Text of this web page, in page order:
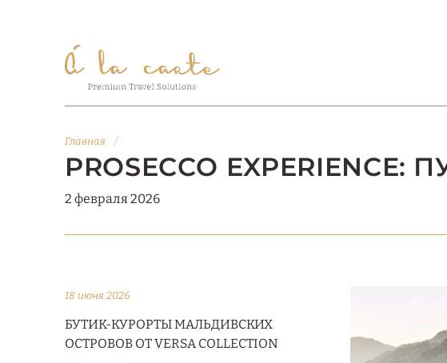
Главная /
PROSECCO
2 февраля 2026
18 июня 2026
БУТИК-КУРОРТЫ МАЛЬДИВСКИХ
ОСТРОВОВ ОТ VERSA COLLECTION